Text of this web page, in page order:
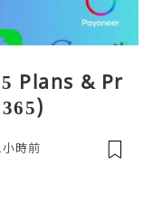
Plans & Pr
小時前